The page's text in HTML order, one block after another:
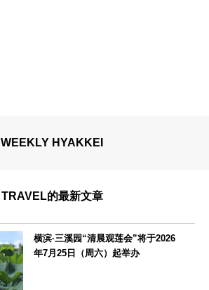
WEEKLY HYAKKEI
TRAVEL的最新文章
横滨·三溪园“清晨观莲会”将于2026
年7月25日（周六）起举办